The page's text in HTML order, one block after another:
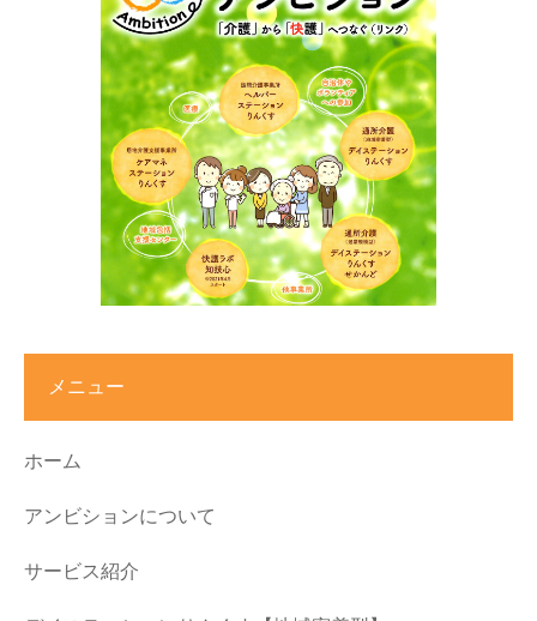
メニュー
ホーム
アンビションについて
サービス紹介